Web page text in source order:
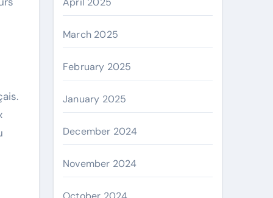
March 2025
February 2025
January 2025
December 2024
November 2024